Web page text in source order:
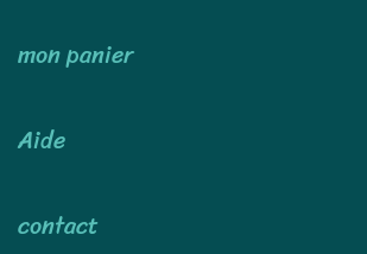
mon panier
Aide
contact